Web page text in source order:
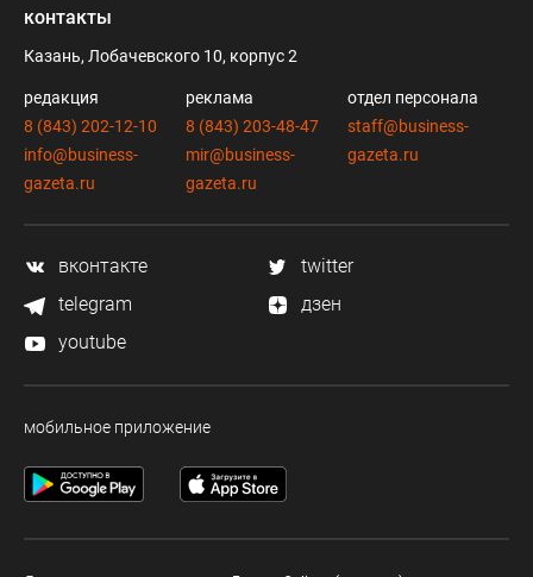
контакты
Казань, Лобачевского 10, корпус 2
редакция
8 (843) 202-12-10
info@business-
gazeta.ru
реклама
8 (843) 203-48-47
mir@business-
gazeta.ru
отдел персонала
staff@business-
gazeta.ru
вконтакте
twitter
telegram
дзен
youtube
мобильное приложение